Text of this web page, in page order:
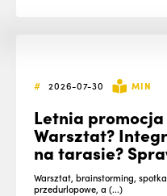
# 2026-07-30 MIN
Letnia
Warsztat?
na tarasie?
Warsztat, brainstorming,
przedurlopowe, a (...)